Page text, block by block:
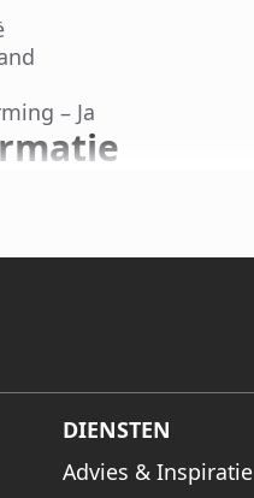
– Ja
DIENSTEN
Advies & Inspiratie